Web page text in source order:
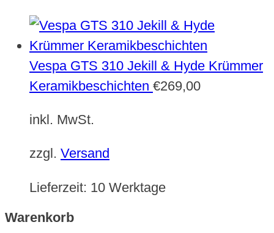
Vespa GTS 310 Jekill & Hyde Krümmer
Keramikbeschichten €269,00
inkl. MwSt.
zzgl. Versand
Lieferzeit: 10 Werktage
Warenkorb